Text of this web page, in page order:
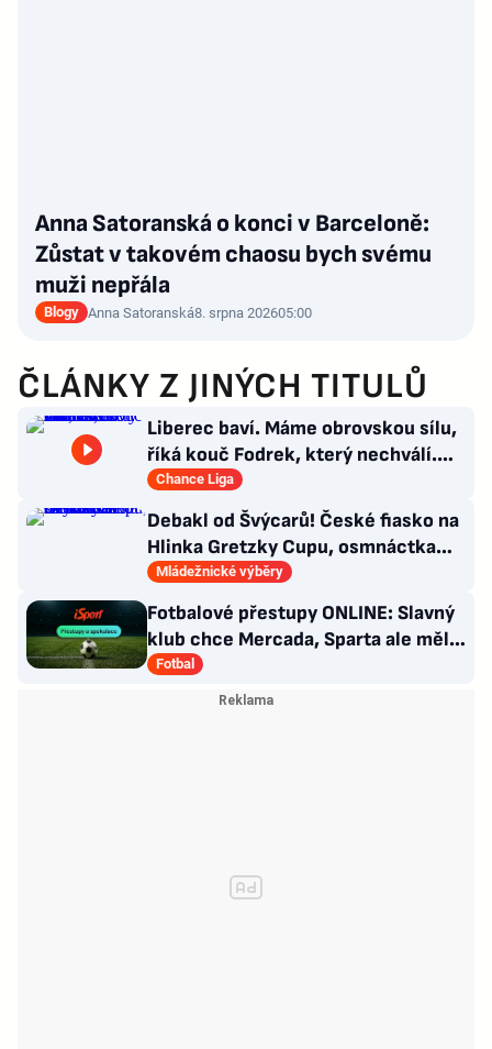
Anna Satoranská o konci v Barceloně:
Zůstat v takovém chaosu bych svému
muži nepřála
Blogy Anna Satoranská8. srpna 202605:00
ČLÁNKY Z JINÝCH TITULŮ
Liberec baví. Máme obrovskou sílu,
říká kouč Fodrek, který nechválí.
Bořil? Nic vážného
Chance Liga
Debakl od Švýcarů! České fiasko na
Hlinka Gretzky Cupu, osmnáctka
skončila šestá
Mládežnické výběry
Fotbalové přestupy ONLINE: Slavný
klub chce Mercada, Sparta ale měla
nabídku odmítnout
Fotbal